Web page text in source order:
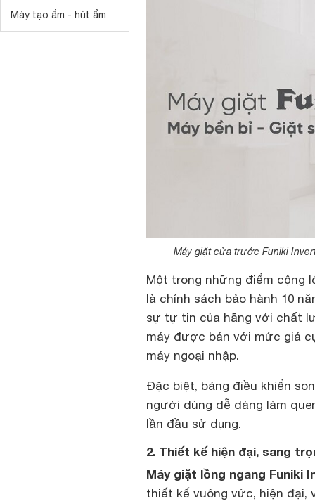
Máy tạo ẩm - hút ẩm
Máy giặt cửa trước Funiki
Một trong những điểm cộng
là chính sách bảo hành 10
sự tự tin của hãng với chất
máy được bán với mức giá
máy ngoại nhập.
Đặc biệt, bảng điều khiển
người dùng dễ dàng làm
lần đầu sử dụng.
2. Thiết kế hiện đại, sang
Máy giặt lồng ngang Funiki
thiết kế vuông vức, hiện đại,